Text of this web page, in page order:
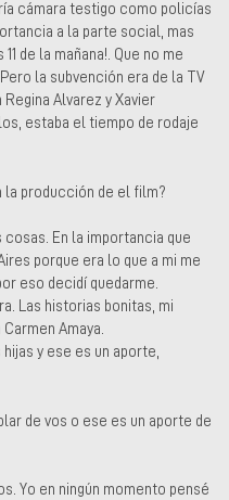
cámara testigo como policías
a la parte social, mas
de la mañana!. Que no me
la subvención era de la TV
Regina Alvarez y Xavier
estaba el tiempo de rodaje
la producción de el film?
En la importancia que
porque era lo que a mi me
eso decidí quedarme.
Las historias bonitas, mi
Amaya.
y ese es un aporte,
de vos o ese es un aporte de
Yo en ningún momento pensé